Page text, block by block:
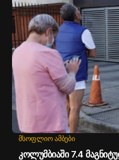
ᲛᲡᲝᲤᲚᲘᲝ ᲐᲛᲑᲔᲑᲘ
კოლუმბიაში 7.4